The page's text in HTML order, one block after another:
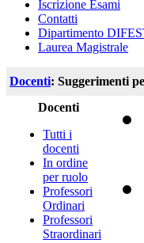
Iscrizione Esami
Contatti
Dipartimento
Laurea Magistrale
Docenti: Suggerimenti
Docenti
Tutti i
docenti
In ordine
per ruolo
Professori
Ordinari
Professori
Straordinari